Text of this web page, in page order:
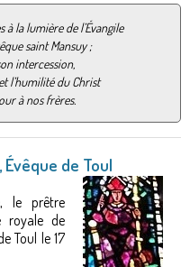
à la lumière de l’Évangile
saint Mansuy ;
intercession,
l’humilité du Christ
à nos frères.
de Toul
le prêtre
royale de
Toul le 17